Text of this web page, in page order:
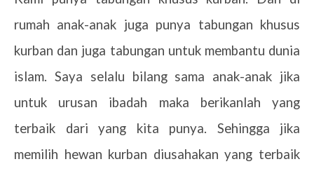
rumah anak-anak juga punya tabungan khusus
kurban dan juga tabungan untuk membantu dunia
islam. Saya selalu bilang sama anak-anak jika
untuk urusan ibadah maka berikanlah yang
terbaik dari yang kita punya. Sehingga jika
memilih hewan kurban diusahakan yang terbaik